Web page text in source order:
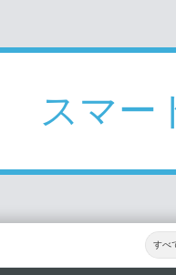
スマー
すべ